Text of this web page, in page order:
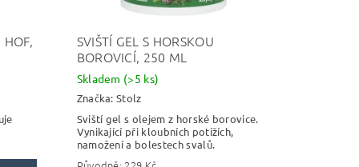
SVIŠTÍ GEL S HORSKOU
BOROVICÍ, 250 ML
Skladem (>5 ks)
Značka:Stolz
Sviští gel s olejem z horské borovice.
Vynikající při kloubních potížích,
namožení a bolestech svalů.